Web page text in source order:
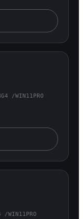
32 ГБ / SSD 4 ТБ
/WIN11PRO
64 ГБ / SSD 512 ГБ
WIN11PRO